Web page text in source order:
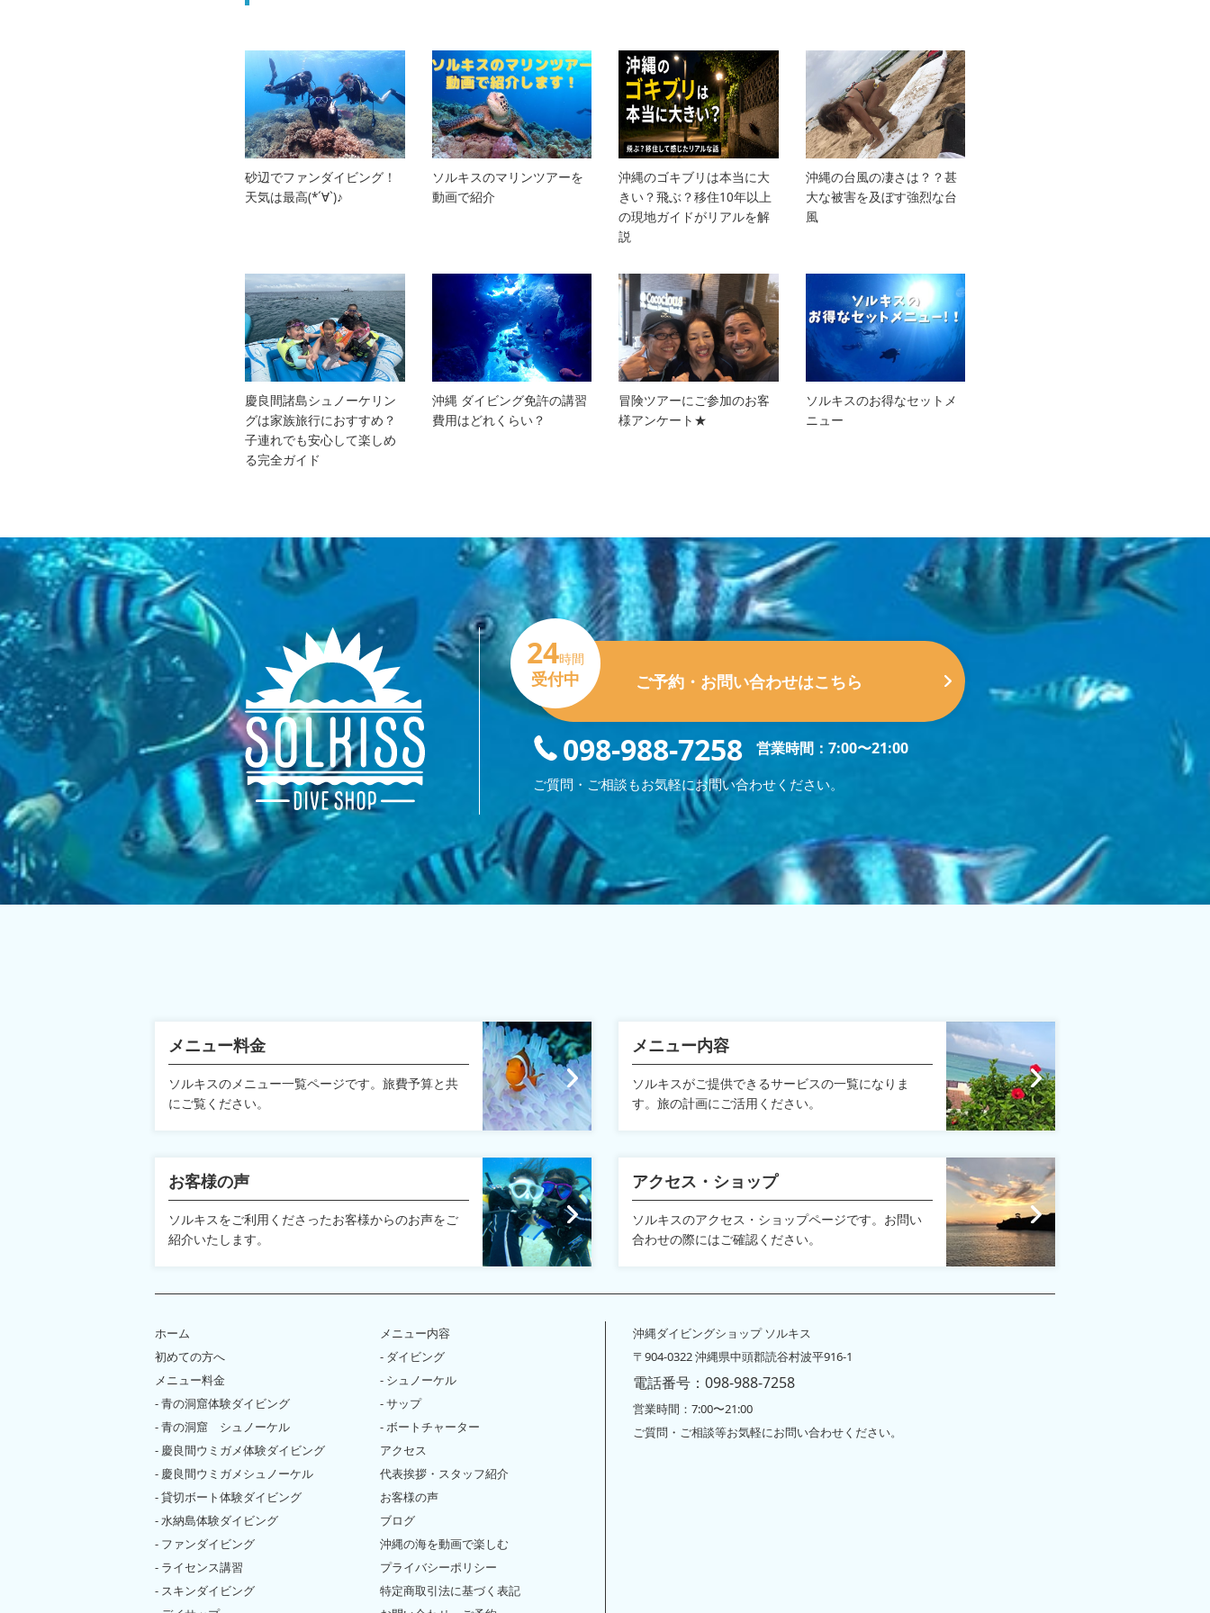
砂辺でファンダイビング！
天気は最高(*´∀`)♪
ソルキスのマリンツアーを
動画で紹介
沖縄のゴキブリは本当に大
きい？飛ぶ？移住10年以上
の現地ガイドがリアルを解
説
沖縄の台風の凄さは？？甚
大な被害を及ぼす強烈な台
風
慶良間諸島シュノーケリン
グは家族旅行におすすめ？
子連れでも安心して楽しめ
る完全ガイド
沖縄 ダイビング免許の講習
費用はどれくらい？
冒険ツアーにご参加のお客
様アンケート★
ソルキスのお得なセットメ
ニュー
24時間
受付中 ご予約・お問い合わせはこちら
098-988-7258 営業時間：7:00〜21:00
ご質問・ご相談もお気軽にお問い合わせください。
メニュー料金
ソルキスのメニュー一覧ページです。旅費予算と共
にご覧ください。
メニュー内容
ソルキスがご提供できるサービスの一覧になりま
す。旅の計画にご活用ください。
お客様の声
ソルキスをご利用くださったお客様からのお声をご
紹介いたします。
アクセス・ショップ
ソルキスのアクセス・ショップページです。お問い
合わせの際にはご確認ください。
ホーム
初めての方へ
メニュー料金
- 青の洞窟体験ダイビング
- 青の洞窟 シュノーケル
- 慶良間ウミガメ体験ダイビング
- 慶良間ウミガメシュノーケル
- 貸切ボート体験ダイビング
- 水納島体験ダイビング
- ファンダイビング
- ライセンス講習
- スキンダイビング
メニュー内容
- ダイビング
- シュノーケル
- サップ
- ボートチャーター
アクセス
代表挨拶・スタッフ紹介
お客様の声
ブログ
沖縄の海を動画で楽しむ
プライバシーポリシー
特定商取引法に基づく表記
沖縄ダイビングショップ ソルキス
〒904-0322 沖縄県中頭郡読谷村波平916-1
電話番号：098-988-7258
営業時間：7:00〜21:00
ご質問・ご相談等お気軽にお問い合わせください。